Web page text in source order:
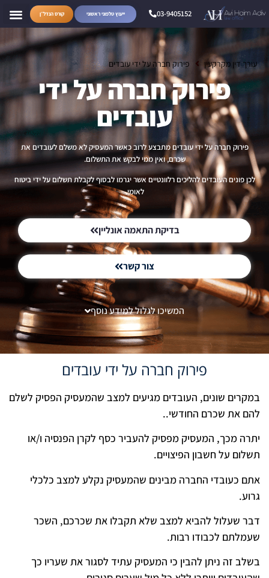
03-9405152 ייעוץ טלפוני ראשוני קורס הנדל״ן
עורך דין מקרקעין פירוק חברה על ידי עובדים
פירוק חברה על ידי
עובדים
פירוק חברה על ידי עובדים מתבצע לרוב כאשר המעסיק לא משלם לעובדים את
שכרם, ואין ממי לבקש את התשלום.
לכן פונים העובדים להליכים רלוונטיים אשר יגרמו לבסוף לקבלת תשלום על ידי ביטוח
לאומי.
בדיקת התאמה אונליין
צור קשר
המשיכו לגלול למידע נוסף
פירוק חברה על ידי עובדים
במקרים שונים, העובדים מגיעים למצב שהמעסיק הפסיק לשלם
להם את שכרם החודשי..
יתרה מכך, המעסיק מפסיק להעביר כסף לקרן הפנסיה ו/או
תשלום על חשבון הפיצויים.
אתם כעובדי החברה מבינים שהמעסיק נקלע למצב כלכלי
גרוע.
דבר שעלול להביא למצב שלא תקבלו את שכרכם, השכר
שעמלתם לכבודו רבות.
בשלב זה ניתן להבין כי המעסיק עתיד לסגור את שעריו כך